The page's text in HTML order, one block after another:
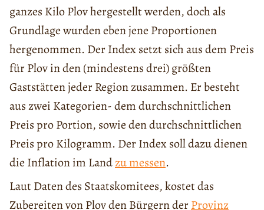
ganzes Kilo Plov hergestellt werden, doch als
Grundlage wurden eben jene Proportionen
hergenommen. Der Index setzt sich aus dem Preis
für Plov in den (mindestens drei) größten
Gaststätten jeder Region zusammen. Er besteht
aus zwei Kategorien- dem durchschnittlichen
Preis pro Portion, sowie den durchschnittlichen
Preis pro Kilogramm. Der Index soll dazu dienen
die Inflation im Landzu messen.
Laut Daten des Staatskomitees, kostet das
Zubereiten von Plov den Bürgern derProvinz